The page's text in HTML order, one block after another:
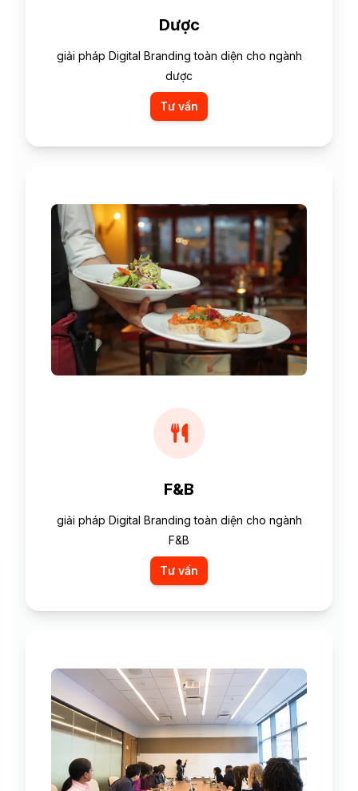
Dược
giải pháp Digital Branding toàn diện cho ngành
dược
Tư vấn
F&B
giải pháp Digital Branding toàn diện cho ngành
F&B
Tư vấn